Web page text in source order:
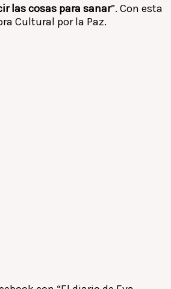
las cosas para sanar”. Con esta
Cultural por la Paz.